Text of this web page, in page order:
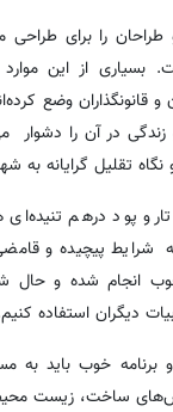
را برای طراحی
بسیاری از این
و قانونگذاران وضع
در آن را دشوار
تقلیل گرایانه به
پود درهم
پیچیده و قامضی
انجام شده و حال
دیگران استفاده
خوب باید به
ساخت، زیست